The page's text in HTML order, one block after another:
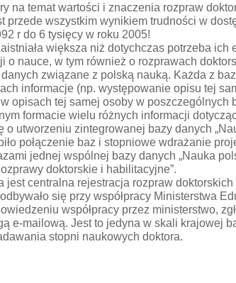
na temat wartości i znaczenia rozpraw
przede wszystkim wynikiem trudności w
r do 6 tysięcy w roku 2005!
większa niż dotychczas potrzeba
nauce, w tym również o rozprawach
związane z polską nauką. Każda z
informacje (np. występowanie opisu tej
opisach tej samej osoby w poszczególnych
formacie wielu różnych informacji
o utworzeniu zintegrowanej bazy danych
połączenie baz i stopniowe wdrażanie
jednej wspólnej bazy danych „Nauka
doktorskie i habilitacyjne”.
centralna rejestracja rozpraw
się przy współpracy Ministerstwa
współpracy przez ministerstwo,
e-mailową. Jest to jedyna w skali
stopni naukowych doktora.